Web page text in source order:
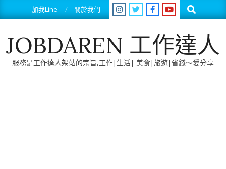
to
加我Line 關於我們 Search
JOBDAREN 工作達人
服務是工作達人架站的宗旨,工作|生活| 美食|旅遊|省錢～愛分享